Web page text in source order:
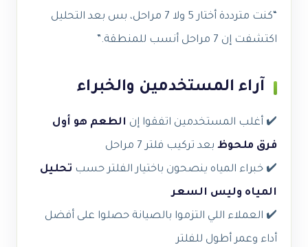
“كنت مترددة أختار 5 ولا 7 مراحل، بس بعد التحليل
اكتشفت إن 7 مراحل أنسب للمنطقة.”
آراء المستخدمين والخبراء
✔️ أغلب المستخدمين اتفقوا إن الطعم هو أول
فرق ملحوظ بعد تركيب فلتر 7 مراحل
✔️ خبراء المياه ينصحون باختيار الفلتر حسب تحليل
المياه وليس السعر
✔️ العملاء اللي التزموا بالصيانة حصلوا على أفضل
أداء وعمر أطول للفلتر